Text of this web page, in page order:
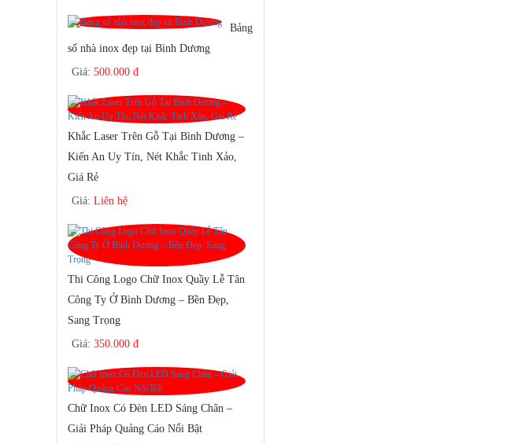
Bảng
số nhà inox đẹp tại Bình Dương
Giá: 500.000 đ
Khắc Laser Trên Gỗ Tại Bình Dương –
Kiến An Uy Tín, Nét Khắc Tinh Xảo,
Giá Rẻ
Giá: Liên hệ
Thi Công Logo Chữ Inox Quầy Lễ Tân
Công Ty Ở Bình Dương – Bền Đẹp,
Sang Trọng
Giá: 350.000 đ
Chữ Inox Có Đèn LED Sáng Chân –
Giải Pháp Quảng Cáo Nổi Bật